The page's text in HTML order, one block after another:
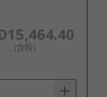
(含稅)